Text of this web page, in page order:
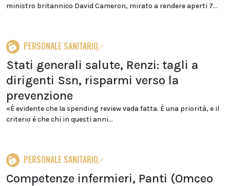
ministro britannico David Cameron, mirato a rendere aperti 7...
PERSONALE SANITARIO
Stati generali salute, Renzi: tagli a
dirigenti Ssn, risparmi verso la
prevenzione
«È evidente che la spending review vada fatta. È una priorità, e il
criterio è che chi in questi anni...
PERSONALE SANITARIO
Competenze infermieri, Panti (Omceo